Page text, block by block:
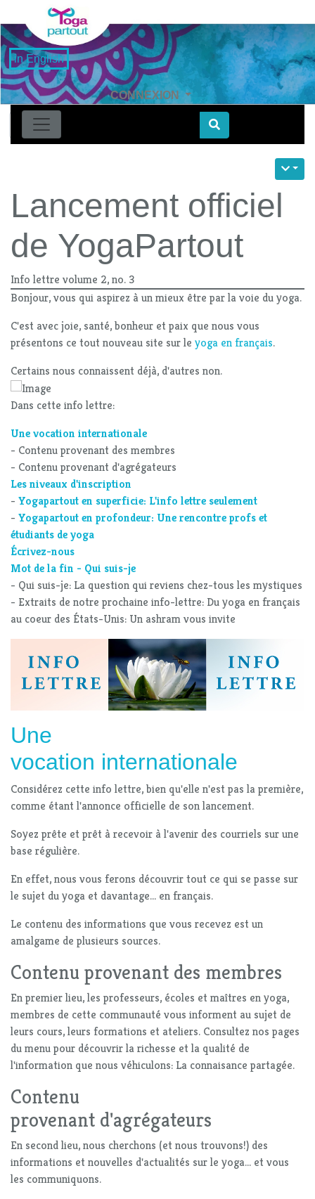
in English
CONNEXION
Find
Lancement officiel
de YogaPartout
Info lettre volume 2, no. 3
Bonjour, vous qui aspirez à un mieux être par la voie du yoga.
C'est avec joie, santé, bonheur et paix que nous vous
présentons ce tout nouveau site sur le yoga en français.
Certains nous connaissent déjà, d'autres non.
Dans cette info lettre:
Une vocation internationale
- Contenu provenant des membres
- Contenu provenant d'agrégateurs
Les niveaux d'inscription
- Yogapartout en superficie: L'info lettre seulement
- Yogapartout en profondeur: Une rencontre profs et
étudiants de yoga
Écrivez-nous
Mot de la fin - Qui suis-je
- Qui suis-je: La question qui reviens chez-tous les mystiques
- Extraits de notre prochaine info-lettre: Du yoga en français
au coeur des États-Unis: Un ashram vous invite
Une
vocation internationale
Considérez cette info lettre, bien qu'elle n'est pas la première,
comme étant l'annonce officielle de son lancement.
Soyez prête et prêt à recevoir à l'avenir des courriels sur une
base régulière.
En effet, nous vous ferons découvrir tout ce qui se passe sur
le sujet du yoga et davantage... en français.
Le contenu des informations que vous recevez est un
amalgame de plusieurs sources.
Contenu provenant des membres
En premier lieu, les professeurs, écoles et maîtres en yoga,
membres de cette communauté vous informent au sujet de
leurs cours, leurs formations et ateliers. Consultez nos pages
du menu pour découvrir la richesse et la qualité de
l'information que nous véhiculons: La connaisance partagée.
Contenu
provenant d'agrégateurs
En second lieu, nous cherchons (et nous trouvons!) des
informations et nouvelles d'actualités sur le yoga... et vous
les communiquons.